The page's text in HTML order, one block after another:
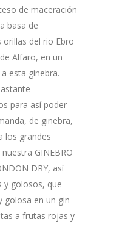
de maceración
basa de
del rio Ebro
Alfaro, en un
esta ginebra.
para así poder
de ginebra,
los grandes
GINEBRO
DRY, así
y golosos, que
golosa en un gin
a frutas rojas y